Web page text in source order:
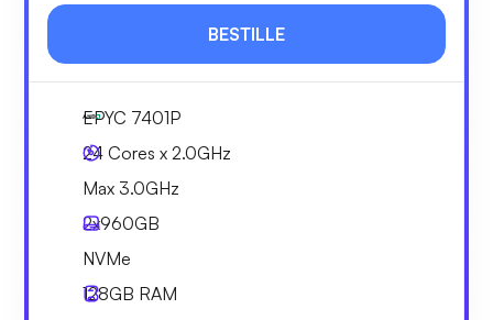
BESTILLE
EPYC 7401P
24 Cores x 2.0GHz
Max 3.0GHz
2x960GB
NVMe
128GB RAM